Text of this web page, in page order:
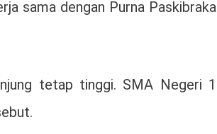
sama dengan Purna Paskibraka
tetap tinggi. SMA Negeri 1